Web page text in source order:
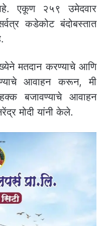
एकूण २५९ उमेदवार
कडेकोट बंदोबस्तात
मतदान करण्याचे आणि
आवाहन करून, मी
बजावण्याचे आवाहन
मोदी यांनी केले.